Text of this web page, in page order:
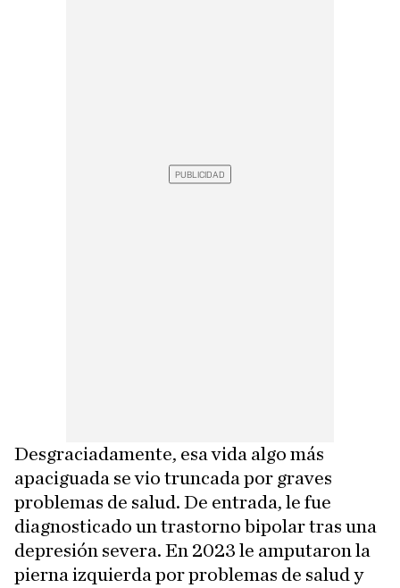
Desgraciadamente, esa vida algo más
apaciguada se vio truncada por graves
problemas de salud. De entrada, le fue
diagnosticado un trastorno bipolar tras una
depresión severa. En 2023 le amputaron la
pierna izquierda por problemas de salud y